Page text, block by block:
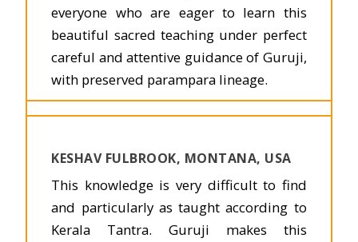
everyone who are eager to learn this
beautiful sacred teaching under perfect
careful and attentive guidance of Guruji,
with preserved parampara lineage.
KESHAV FULBROOK, MONTANA, USA
This knowledge is very difficult to find
and particularly as taught according to
Kerala Tantra. Guruji makes this